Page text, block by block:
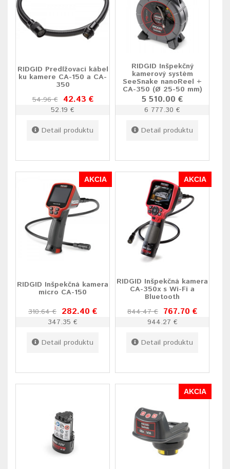
RIDGID Predlžovací kábel
ku kamere CA-150 a CA-
350
54.96 € 42.43 €
52.19 €
Detail produktu
RIDGID Inšpekčný
kamerový systém
SeeSnake nanoReel +
CA-350 (Ø 25-50 mm)
5 510.00 €
6 777.30 €
Detail produktu
AKCIA
RIDGID Inšpekčná kamera
micro CA-150
310.64 € 282.40 €
347.35 €
Detail produktu
AKCIA
RIDGID Inšpekčná kamera
CA-350x s Wi-Fi a
Bluetooth
844.47 € 767.70 €
944.27 €
Detail produktu
AKCIA